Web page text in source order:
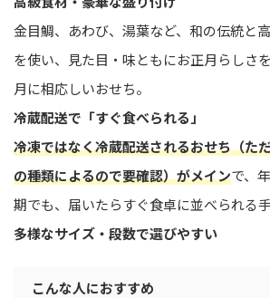
金目鯛、あわび、湯葉など、和の伝統と
を使い、見た目・味ともにお正月らしさ
月に相応しいおせち。
冷蔵配送で「すぐ食べられる」
冷凍ではなく冷蔵配送されるおせち（た
の種類によるので要確認）がメインで、
期でも、届いたらすぐ食卓に並べられる手
多様なサイズ・段数で選びやすい
こんな人におすすめ